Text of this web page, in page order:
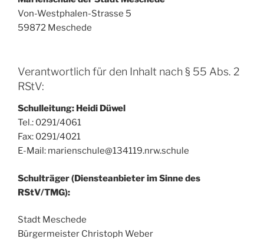
Von-Westphalen-Strasse 5
59872 Meschede
Verantwortlich für den Inhalt nach § 55 Abs. 2
RStV:
Schulleitung: Heidi Düwel
Tel.: 0291/4061
Fax: 0291/4021
E-Mail: marienschule@134119.nrw.schule
Schulträger (Diensteanbieter im Sinne des
RStV/TMG):
Stadt Meschede
Bürgermeister Christoph Weber